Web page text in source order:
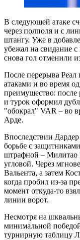
В следующей атаке
через полполя и с
штангу. Уже в
убежал на свидание
снова гол отменили
После перерыва Реал
атаками и во время
преимущество: после
и турок оформил
"обокрал" VAR – во
Арде.
Впоследствии
борьбе с
штрафной – Милитао
угловой. Через
Вальента, а затем
когда пробил из-за
момент откуда-то
линии ворот.
Несмотря на
минимальной
турнирную таблицу